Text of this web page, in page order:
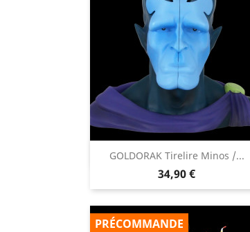
GOLDORAK Tirelire Minos /...
Prix
34,90 €
Aperçu rapide
PRÉCOMMANDE